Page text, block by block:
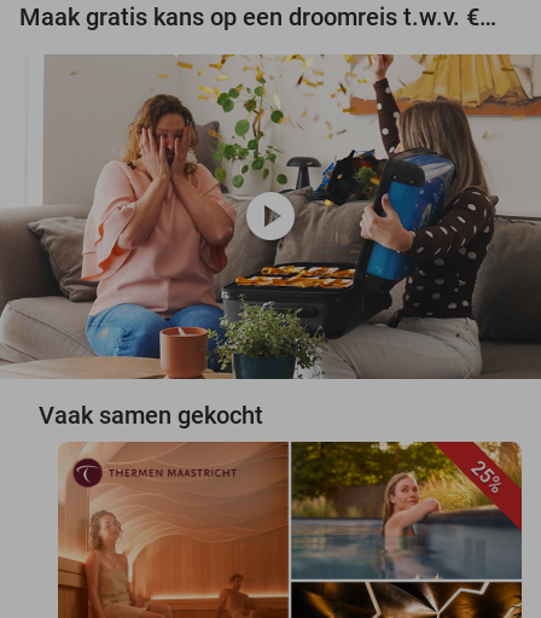
Maak gratis kans op een droomreis t.w.v. €3.000!
play_circle
Vaak samen gekocht
25%